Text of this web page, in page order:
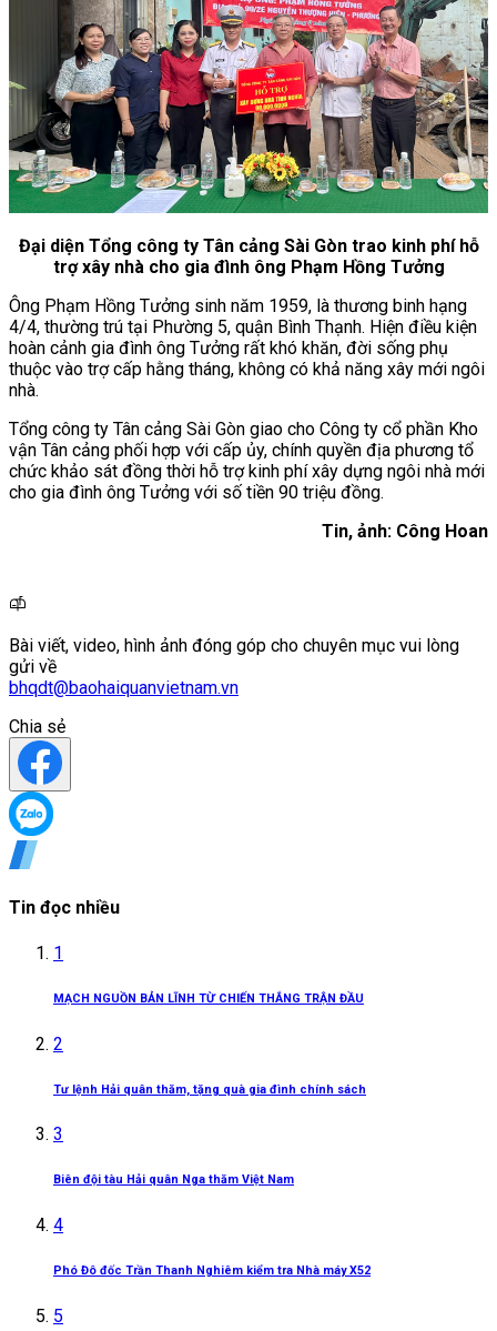
Đại diện Tổng công ty Tân cảng Sài Gòn trao kinh phí hỗ
trợ xây nhà cho gia đình ông Phạm Hồng Tưởng
Ông Phạm Hồng Tưởng sinh năm 1959, là thương binh hạng
4/4, thường trú tại Phường 5, quận Bình Thạnh. Hiện điều kiện
hoàn cảnh gia đình ông Tưởng rất khó khăn, đời sống phụ
thuộc vào trợ cấp hằng tháng, không có khả năng xây mới ngôi
nhà.
Tổng công ty Tân cảng Sài Gòn giao cho Công ty cổ phần Kho
vận Tân cảng phối hợp với cấp ủy, chính quyền địa phương tổ
chức khảo sát đồng thời hỗ trợ kinh phí xây dựng ngôi nhà mới
cho gia đình ông Tưởng với số tiền 90 triệu đồng.
Tin, ảnh: Công Hoan
Bài viết, video, hình ảnh đóng góp cho chuyên mục vui lòng
gửi về
bhqdt@baohaiquanvietnam.vn
Chia sẻ
Tin đọc nhiều
1
MẠCH NGUỒN BẢN LĨNH TỪ CHIẾN THẮNG TRẬN ĐẦU
2
Tư lệnh Hải quân thăm, tặng quà gia đình chính sách
3
Biên đội tàu Hải quân Nga thăm Việt Nam
4
Phó Đô đốc Trần Thanh Nghiêm kiểm tra Nhà máy X52
5